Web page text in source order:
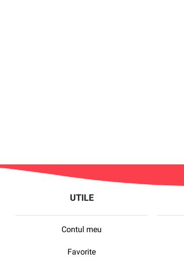
UTILE
Contul meu
Favorite